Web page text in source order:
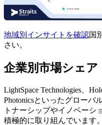
地域別インサイトを確認国
さい。
企業別市場シェア
LightSpace Technologies、
Photonicsといったグローバ
トナーシップやイノベーシ
積極的に取り組んでいます